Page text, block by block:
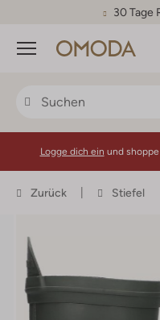
30 Tage
Menü
Logge dich ein und
Zurück Stiefel